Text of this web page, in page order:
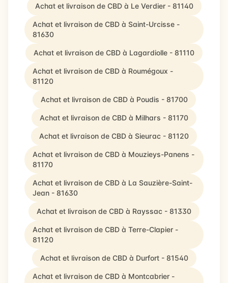
Achat et livraison de CBD à Le Verdier - 81140
Achat et livraison de CBD à Saint-Urcisse -
81630
Achat et livraison de CBD à Lagardiolle - 81110
Achat et livraison de CBD à Roumégoux -
81120
Achat et livraison de CBD à Poudis - 81700
Achat et livraison de CBD à Milhars - 81170
Achat et livraison de CBD à Sieurac - 81120
Achat et livraison de CBD à Mouzieys-Panens -
81170
Achat et livraison de CBD à La Sauzière-Saint-
Jean - 81630
Achat et livraison de CBD à Rayssac - 81330
Achat et livraison de CBD à Terre-Clapier -
81120
Achat et livraison de CBD à Durfort - 81540
Achat et livraison de CBD à Montcabrier -